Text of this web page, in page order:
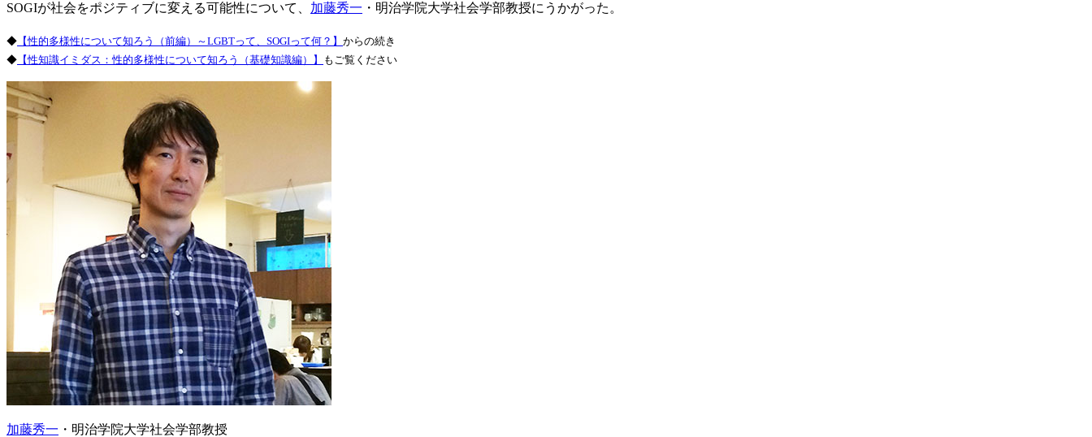
SOGIが社会をポジティブに変える可能性について、 加藤秀一 ・明治学院大学社会学部教授にうかがった。
◆ 【性的多様性について知ろう（前編）～LGBTって、SOGIって何？】 からの続き
◆ 【性知識イミダス：性的多様性について知ろう（基礎知識編）】 もご覧ください
加藤秀一 ・明治学院大学社会学部教授